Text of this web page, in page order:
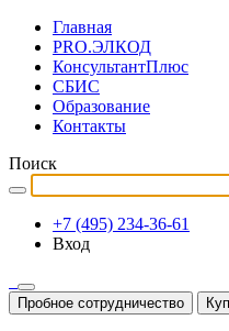
Главная
PRO.ЭЛКОД
КонсультантПлюс
СБИС
Образование
Контакты
Поиск
+7 (495) 234-36-61
Вход
Пробное сотрудничество